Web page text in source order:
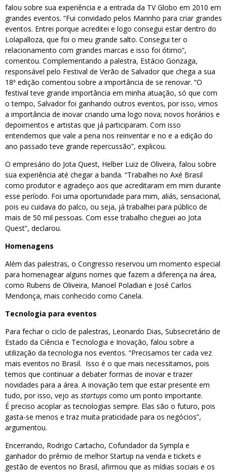
falou sobre sua experiência e a entrada da TV Globo em 2010 em
grandes eventos. “Fui convidado pelos Marinho para criar grandes
eventos. Entrei porque acreditei e logo consegui estar dentro do
Lolapalloza, que foi o meu grande salto. Consegui ter o
relacionamento com grandes marcas e isso foi ótimo”,
comentou. Complementando a palestra, Estácio Gonzaga,
responsável pelo Festival de Verão de Salvador que chega a sua
18ª edição comentou sobre a importância de se renovar. “O
festival teve grande importância em minha atuação, só que com
o tempo, Salvador foi ganhando outros eventos, por isso, vimos
a importância de inovar criando uma logo nova; novos horários e
depoimentos e artistas que já participaram. Com isso
entendemos que vale a pena nos reinventar e no e a edição do
ano passado teve grande repercussão”, explicou.
O empresário do Jota Quest, Helber Luiz de Oliveira, falou sobre
sua experiência até chegar a banda. “Trabalhei no Axé Brasil
como produtor e agradeço aos que acreditaram em mim durante
esse período. Foi uma oportunidade para mim, aliás, sensacional,
pois eu cuidava do palco, ou seja, já trabalhei para público de
mais de 50 mil pessoas. Com esse trabalho cheguei ao Jota
Quest”, declarou.
Homenagens
Além das palestras, o Congresso reservou um momento especial
para homenagear alguns nomes que fazem a diferença na área,
como Rubens de Oliveira, Manoel Poladian e José Carlos
Mendonça, mais conhecido como Canela.
Tecnologia para eventos
Para fechar o ciclo de palestras, Leonardo Dias, Subsecretário de
Estado da Ciência e Tecnologia e Inovação, falou sobre a
utilização da tecnologia nos eventos. “Precisamos ter cada vez
mais eventos no Brasil. Isso é o que mais necessitamos, pois
temos que continuar a debater formas de inovar e trazer
novidades para a área. A inovação tem que estar presente em
tudo, por isso, vejo as startups como um ponto importante.
É preciso acoplar as tecnologias sempre. Elas são o futuro, pois
gasta-se menos e traz muita praticidade para os negócios”,
argumentou.
Encerrando, Rodrigo Cartacho, Cofundador da Sympla e
ganhador do prêmio de melhor Startup na venda e tickets e
gestão de eventos no Brasil, afirmou que as mídias sociais e os